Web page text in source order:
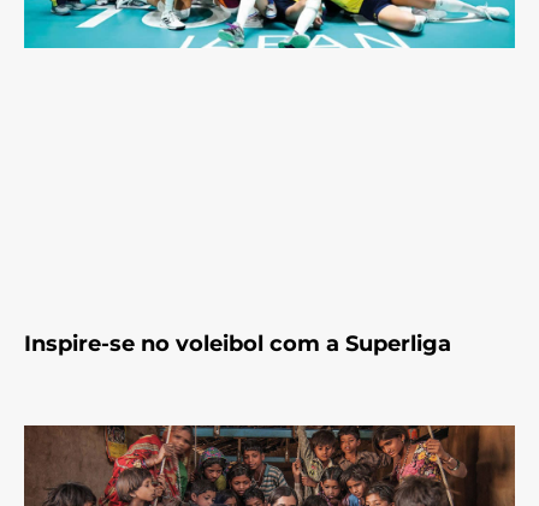
Inspire-se no voleibol com a Superliga